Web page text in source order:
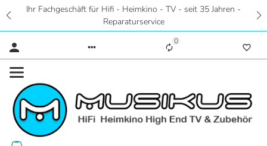
35 Jahren -
Zentral in Hannover - Riesige Auswahl
Hörstudios in Wohnraumatmosphäre -
0